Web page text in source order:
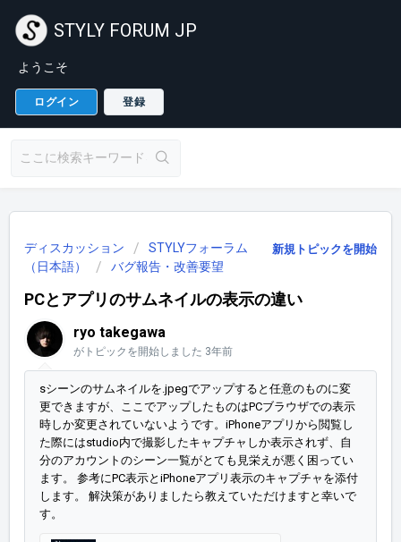
STYLY FORUM JP
ようこそ
ログイン 登録
新規トピックを開始
ディスカッション
STYLYフォーラム
（日本語）
バグ報告・改善要望
PCとアプリのサムネイルの表示の違い
ryo takegawa
がトピックを開始しました 3年前
sシーンのサムネイルを.jpegでアップすると任意のものに変
更できますが、ここでアップしたものはPCブラウザでの表示
時しか変更されていないようです。iPhoneアプリから閲覧し
た際にはstudio内で撮影したキャプチャしか表示されず、自
分のアカウントのシーン一覧がとても見栄えが悪く困ってい
ます。 参考にPC表示とiPhoneアプリ表示のキャプチャを添付
します。 解決策がありましたら教えていただけますと幸いで
す。